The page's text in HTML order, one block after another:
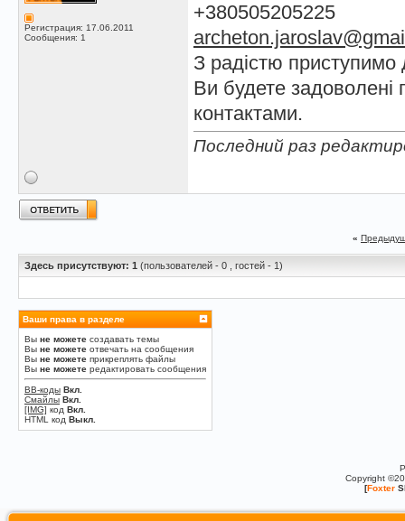
Регистрация: 17.06.2011
Сообщения: 1
+380505205225
З радістю
Ви будете задоволені
контактами.
Последний раз
«
Здесь присутствуют: 1 (пользователей - 0 , гостей - 1)
Ваши права в разделе
Вы не можете создавать темы
Вы не можете отвечать на сообщения
Вы не можете прикреплять файлы
Вы не можете редактировать сообщения
BB-коды Вкл.
Смайлы Вкл.
[IMG] код Вкл.
HTML код Выкл.
Copyright
[Foxter